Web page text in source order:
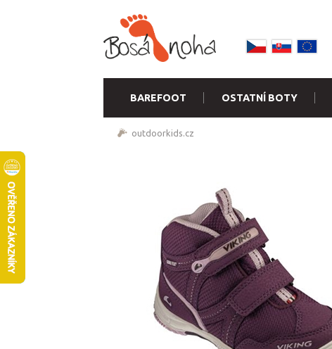
BAREFOOT OSTATNÍ BOTY
outdoorkids.cz